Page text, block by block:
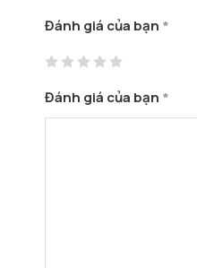
Đánh giá của bạn *
Đánh giá của bạn *